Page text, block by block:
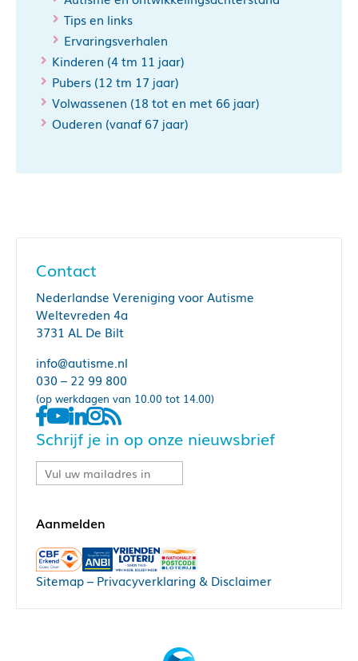
Tips en links
Ervaringsverhalen
Kinderen (4 tm 11 jaar)
Pubers (12 tm 17 jaar)
Volwassenen (18 tot en met 66 jaar)
Ouderen (vanaf 67 jaar)
Contact
Nederlandse Vereniging voor Autisme
Weltevreden 4a
3731 AL De Bilt
info@autisme.nl
030 – 22 99 800
(op werkdagen van 10.00 tot 14.00)
Schrijf je in op onze nieuwsbrief
Sitemap– Privacyverklaring & Disclaimer